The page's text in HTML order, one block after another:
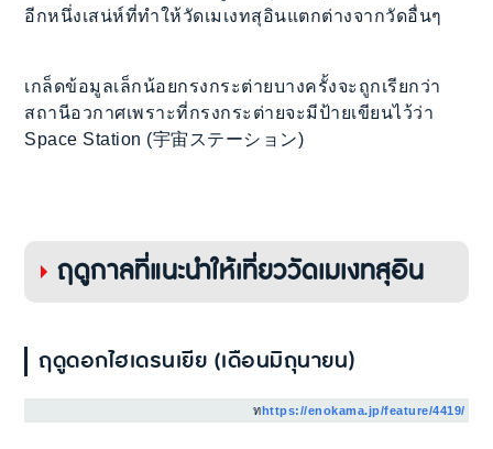
อีกหนึ่งเสน่ห์ที่ทำให้วัดเมเงทสุอินแตกต่างจากวัดอื่นๆ
เกล็ดข้อมูลเล็กน้อยกรงกระต่ายบางครั้งจะถูกเรียกว่า
สถานีอวกาศเพราะที่กรงกระต่ายจะมีป้ายเขียนไว้ว่า
Space Station (宇宙ステーション)
ฤดูกาลที่แนะนำให้เที่ยววัดเมเงทสุอิน
ฤดูดอกไฮเดรนเยีย (เดือนมิถุนายน)
ทhttps://enokama.jp/feature/4419/